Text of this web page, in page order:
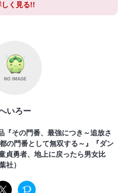
しく見る!!
いろー
『その門番、最強につき～追放さ
の門番として無双する～』『ダン
貞勇者、地上に戻ったら男女比
社）